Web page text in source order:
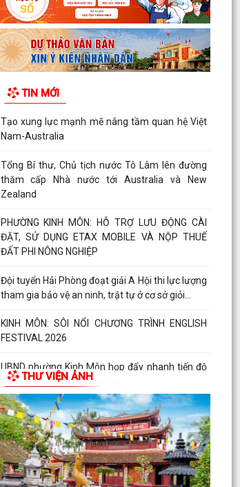
TIN MỚI
Tạo xung lực mạnh mẽ nâng tầm quan hệ Việt
Nam-Australia
Tổng Bí thư, Chủ tịch nước Tô Lâm lên đường
thăm cấp Nhà nước tới Australia và New
Zealand
PHƯỜNG KINH MÔN: HỖ TRỢ LƯU ĐỘNG CÀI
ĐẶT, SỬ DỤNG ETAX MOBILE VÀ NỘP THUẾ
ĐẤT PHI NÔNG NGHIỆP
Đội tuyển Hải Phòng đoạt giải A Hội thi lực lượng
tham gia bảo vệ an ninh, trật tự ở cơ sở giỏi...
KINH MÔN: SÔI NỔI CHƯƠNG TRÌNH ENGLISH
FESTIVAL 2026
UBND phường Kinh Môn họp đẩy nhanh tiến độ
giải phóng mặt bằng các dự án
THƯ VIỆN ẢNH